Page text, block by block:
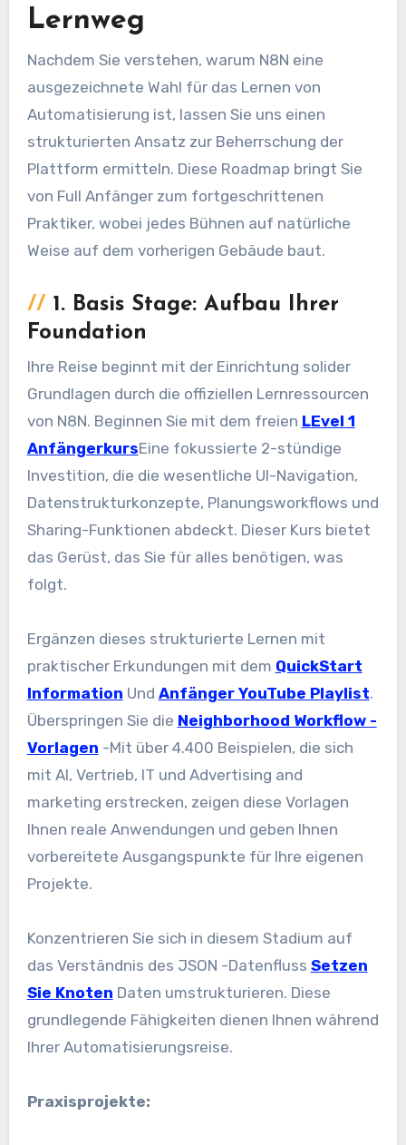
Lernweg
Nachdem Sie verstehen, warum N8N eine
ausgezeichnete Wahl für das Lernen von
Automatisierung ist, lassen Sie uns einen
strukturierten Ansatz zur Beherrschung der
Plattform ermitteln. Diese Roadmap bringt Sie
von Full Anfänger zum fortgeschrittenen
Praktiker, wobei jedes Bühnen auf natürliche
Weise auf dem vorherigen Gebäude baut.
// 1. Basis Stage: Aufbau Ihrer
Foundation
Ihre Reise beginnt mit der Einrichtung solider
Grundlagen durch die offiziellen Lernressourcen
von N8N. Beginnen Sie mit dem freien LEvel 1
AnfängerkursEine fokussierte 2-stündige
Investition, die die wesentliche UI-Navigation,
Datenstrukturkonzepte, Planungsworkflows und
Sharing-Funktionen abdeckt. Dieser Kurs bietet
das Gerüst, das Sie für alles benötigen, was
folgt.
Ergänzen dieses strukturierte Lernen mit
praktischer Erkundungen mit dem QuickStart
Information Und Anfänger YouTube Playlist.
Überspringen Sie die Neighborhood Workflow -
Vorlagen -Mit über 4.400 Beispielen, die sich
mit AI, Vertrieb, IT und Advertising and
marketing erstrecken, zeigen diese Vorlagen
Ihnen reale Anwendungen und geben Ihnen
vorbereitete Ausgangspunkte für Ihre eigenen
Projekte.
Konzentrieren Sie sich in diesem Stadium auf
das Verständnis des JSON -Datenfluss Setzen
Sie Knoten Daten umstrukturieren. Diese
grundlegende Fähigkeiten dienen Ihnen während
Ihrer Automatisierungsreise.
Praxisprojekte: